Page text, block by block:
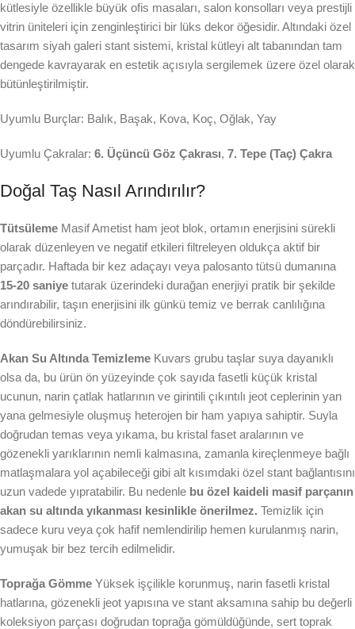
kütlesiyle özellikle büyük ofis masaları, salon konsolları veya prestijli
vitrin üniteleri için zenginleştirici bir lüks dekor öğesidir. Altındaki özel
tasarım siyah galeri stant sistemi, kristal kütleyi alt tabanından tam
dengede kavrayarak en estetik açısıyla sergilemek üzere özel olarak
bütünleştirilmiştir.
Uyumlu Burçlar: Balık, Başak, Kova, Koç, Oğlak, Yay
Uyumlu Çakralar: 6. Üçüncü Göz Çakrası, 7. Tepe (Taç) Çakra
Doğal Taş Nasıl Arındırılır?
Tütsüleme Masif Ametist ham jeot blok, ortamın enerjisini sürekli
olarak düzenleyen ve negatif etkileri filtreleyen oldukça aktif bir
parçadır. Haftada bir kez adaçayı veya palosanto tütsü dumanına
15-20 saniye tutarak üzerindeki durağan enerjiyi pratik bir şekilde
arındırabilir, taşın enerjisini ilk günkü temiz ve berrak canlılığına
döndürebilirsiniz.
Akan Su Altında Temizleme Kuvars grubu taşlar suya dayanıklı
olsa da, bu ürün ön yüzeyinde çok sayıda fasetli küçük kristal
ucunun, narin çatlak hatlarının ve girintili çıkıntılı jeot ceplerinin yan
yana gelmesiyle oluşmuş heterojen bir ham yapıya sahiptir. Suyla
doğrudan temas veya yıkama, bu kristal faset aralarının ve
gözenekli yarıklarının nemli kalmasına, zamanla kireçlenmeye bağlı
matlaşmalara yol açabileceği gibi alt kısımdaki özel stant bağlantısını
uzun vadede yıpratabilir. Bu nedenle bu özel kaideli masif parçanın
akan su altında yıkanması kesinlikle önerilmez. Temizlik için
sadece kuru veya çok hafif nemlendirilip hemen kurulanmış narin,
yumuşak bir bez tercih edilmelidir.
Toprağa Gömme Yüksek işçilikle korunmuş, narin fasetli kristal
hatlarına, gözenekli jeot yapısına ve stant aksamına sahip bu değerli
koleksiyon parçası doğrudan toprağa gömüldüğünde, sert toprak